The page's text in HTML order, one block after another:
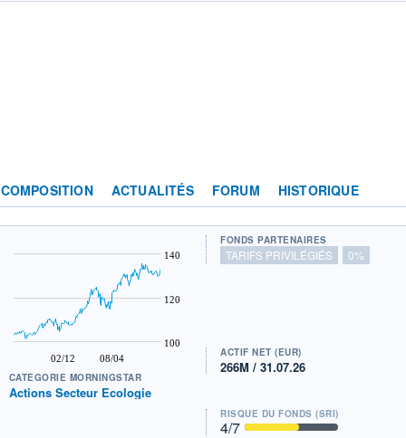
COMPOSITION ACTUALITÉS FORUM HISTORIQUE
02/12 08/04
100
120
140
CATÉGORIE MORNINGSTAR
Actions Secteur Ecologie
FONDS PARTENAIRES
TARIFS PRIVILÉGIÉS 0%
ACTIF NET (EUR)
266M / 31.07.26
RISQUE DU FONDS (SRI)
4/7